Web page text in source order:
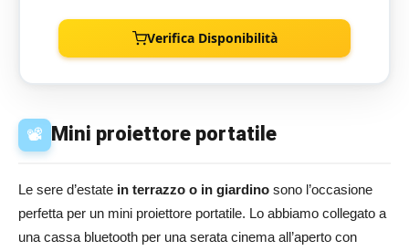
Calls,UV400 Polarized Lens
Verifica Disponibilità
📽️ Mini proiettore portatile
Le sere d’estate in terrazzo o in giardino sono l’occasione
perfetta per un mini proiettore portatile. Lo abbiamo collegato a
una cassa bluetooth per una serata cinema all’aperto con